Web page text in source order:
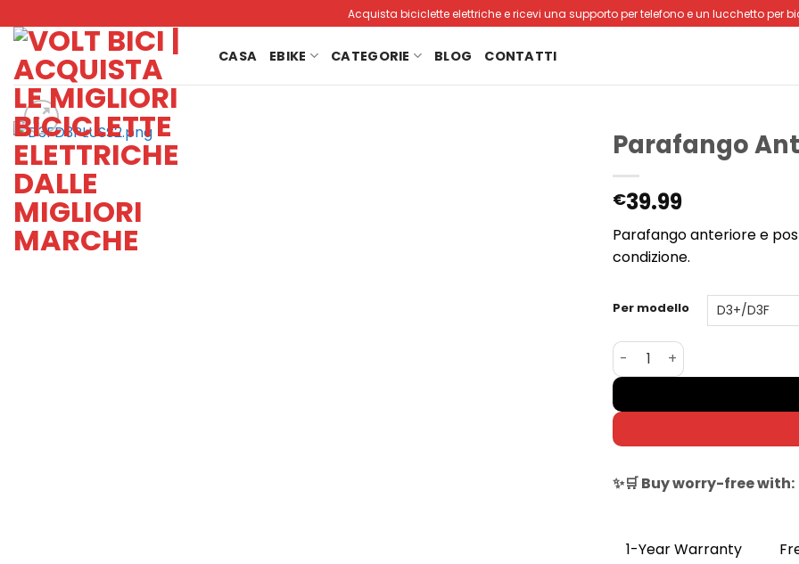
ai
contenuti
Acquista biciclette elettriche e ricevi una supporto per telefono e un lucchetto per
CASA EBIKE CATEGORIE BLOG CONTATTI
Parafango
€39.99
Parafango anteriore e
condizione.
Per modello
Parafango Anteriore e
✨🛒 Buy worry-free with:
1-Year Warranty